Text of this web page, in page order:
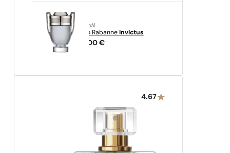
originál
Paco Rabanne Invictus
70,00 €
4.67